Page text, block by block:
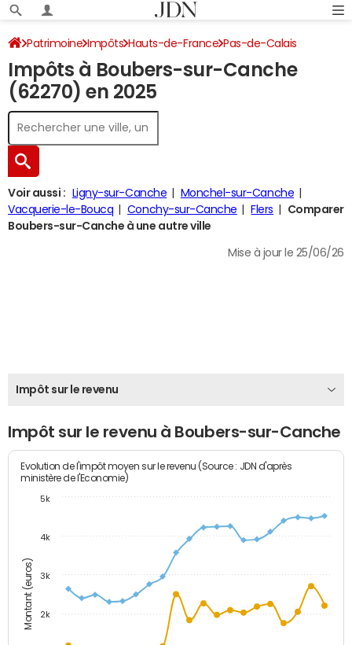
Patrimoine Impôts Hauts-de-France Pas-de-Calais
Boubers-sur-Canche Impôt sur le revenu
Impôts à Boubers-sur-Canche
(62270) en 2025
Voir aussi : Ligny-sur-Canche
Monchel-sur-Canche
Vacquerie-le-Boucq
Conchy-sur-Canche Flers
Comparer
Boubers-sur-Canche à une autre ville
Mise à jour le 25/06/26
Impôt sur le revenu
Impôt sur le revenu à Boubers-sur-Canche
Montant (euros)
Evolution de l'impôt moyen sur le revenu (Source : JDN d'après
ministère de l'Economie)
2k
3k
4k
5k